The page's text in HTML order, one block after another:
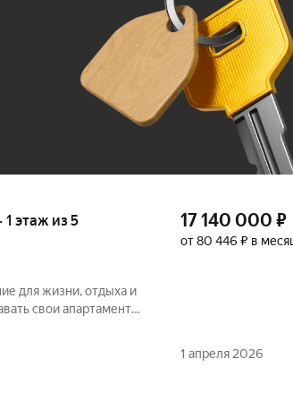
1 этаж из 5
свои апартаменты,
и получать
17 140 000 ₽
от 80 446 ₽ в
1 апреля 2026